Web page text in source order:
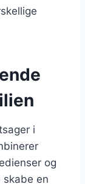
i
og
en